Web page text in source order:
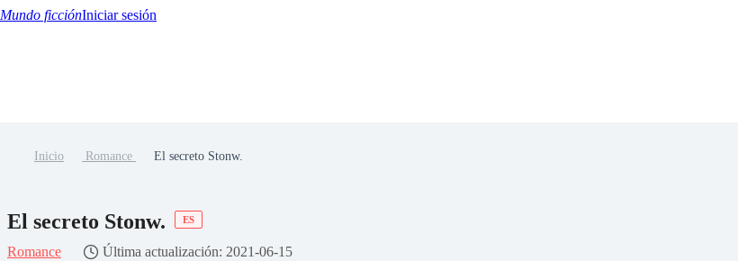
Mundo ficciónIniciar sesión
Inicio Romance El secreto Stonw.
El secreto Stonw. ES
Romance Última actualización: 2021-06-15